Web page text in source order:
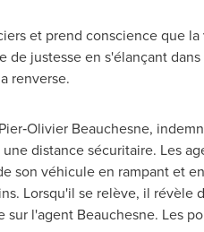
et prend conscience que
justesse en s'élançant
renverse.
Beauchesne,
distance sécuritaire. Les
son véhicule en rampant et
Lorsqu'il se relève, il révèle
l'agent Beauchesne. Les